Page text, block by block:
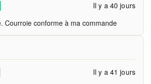
Il y a 40 jours
Courroie conforme à ma commande
Il y a 41 jours